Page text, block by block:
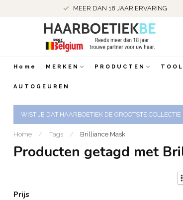
MEER DAN 18 JAAR ERVARING
Home MERKEN PRODUCTEN
AUTOGEUREN
WIST JE DAT HAARBOETIEK DE GROOTSTE
Home / Tags / Brilliance Mask
Producten getagd met
Prijs